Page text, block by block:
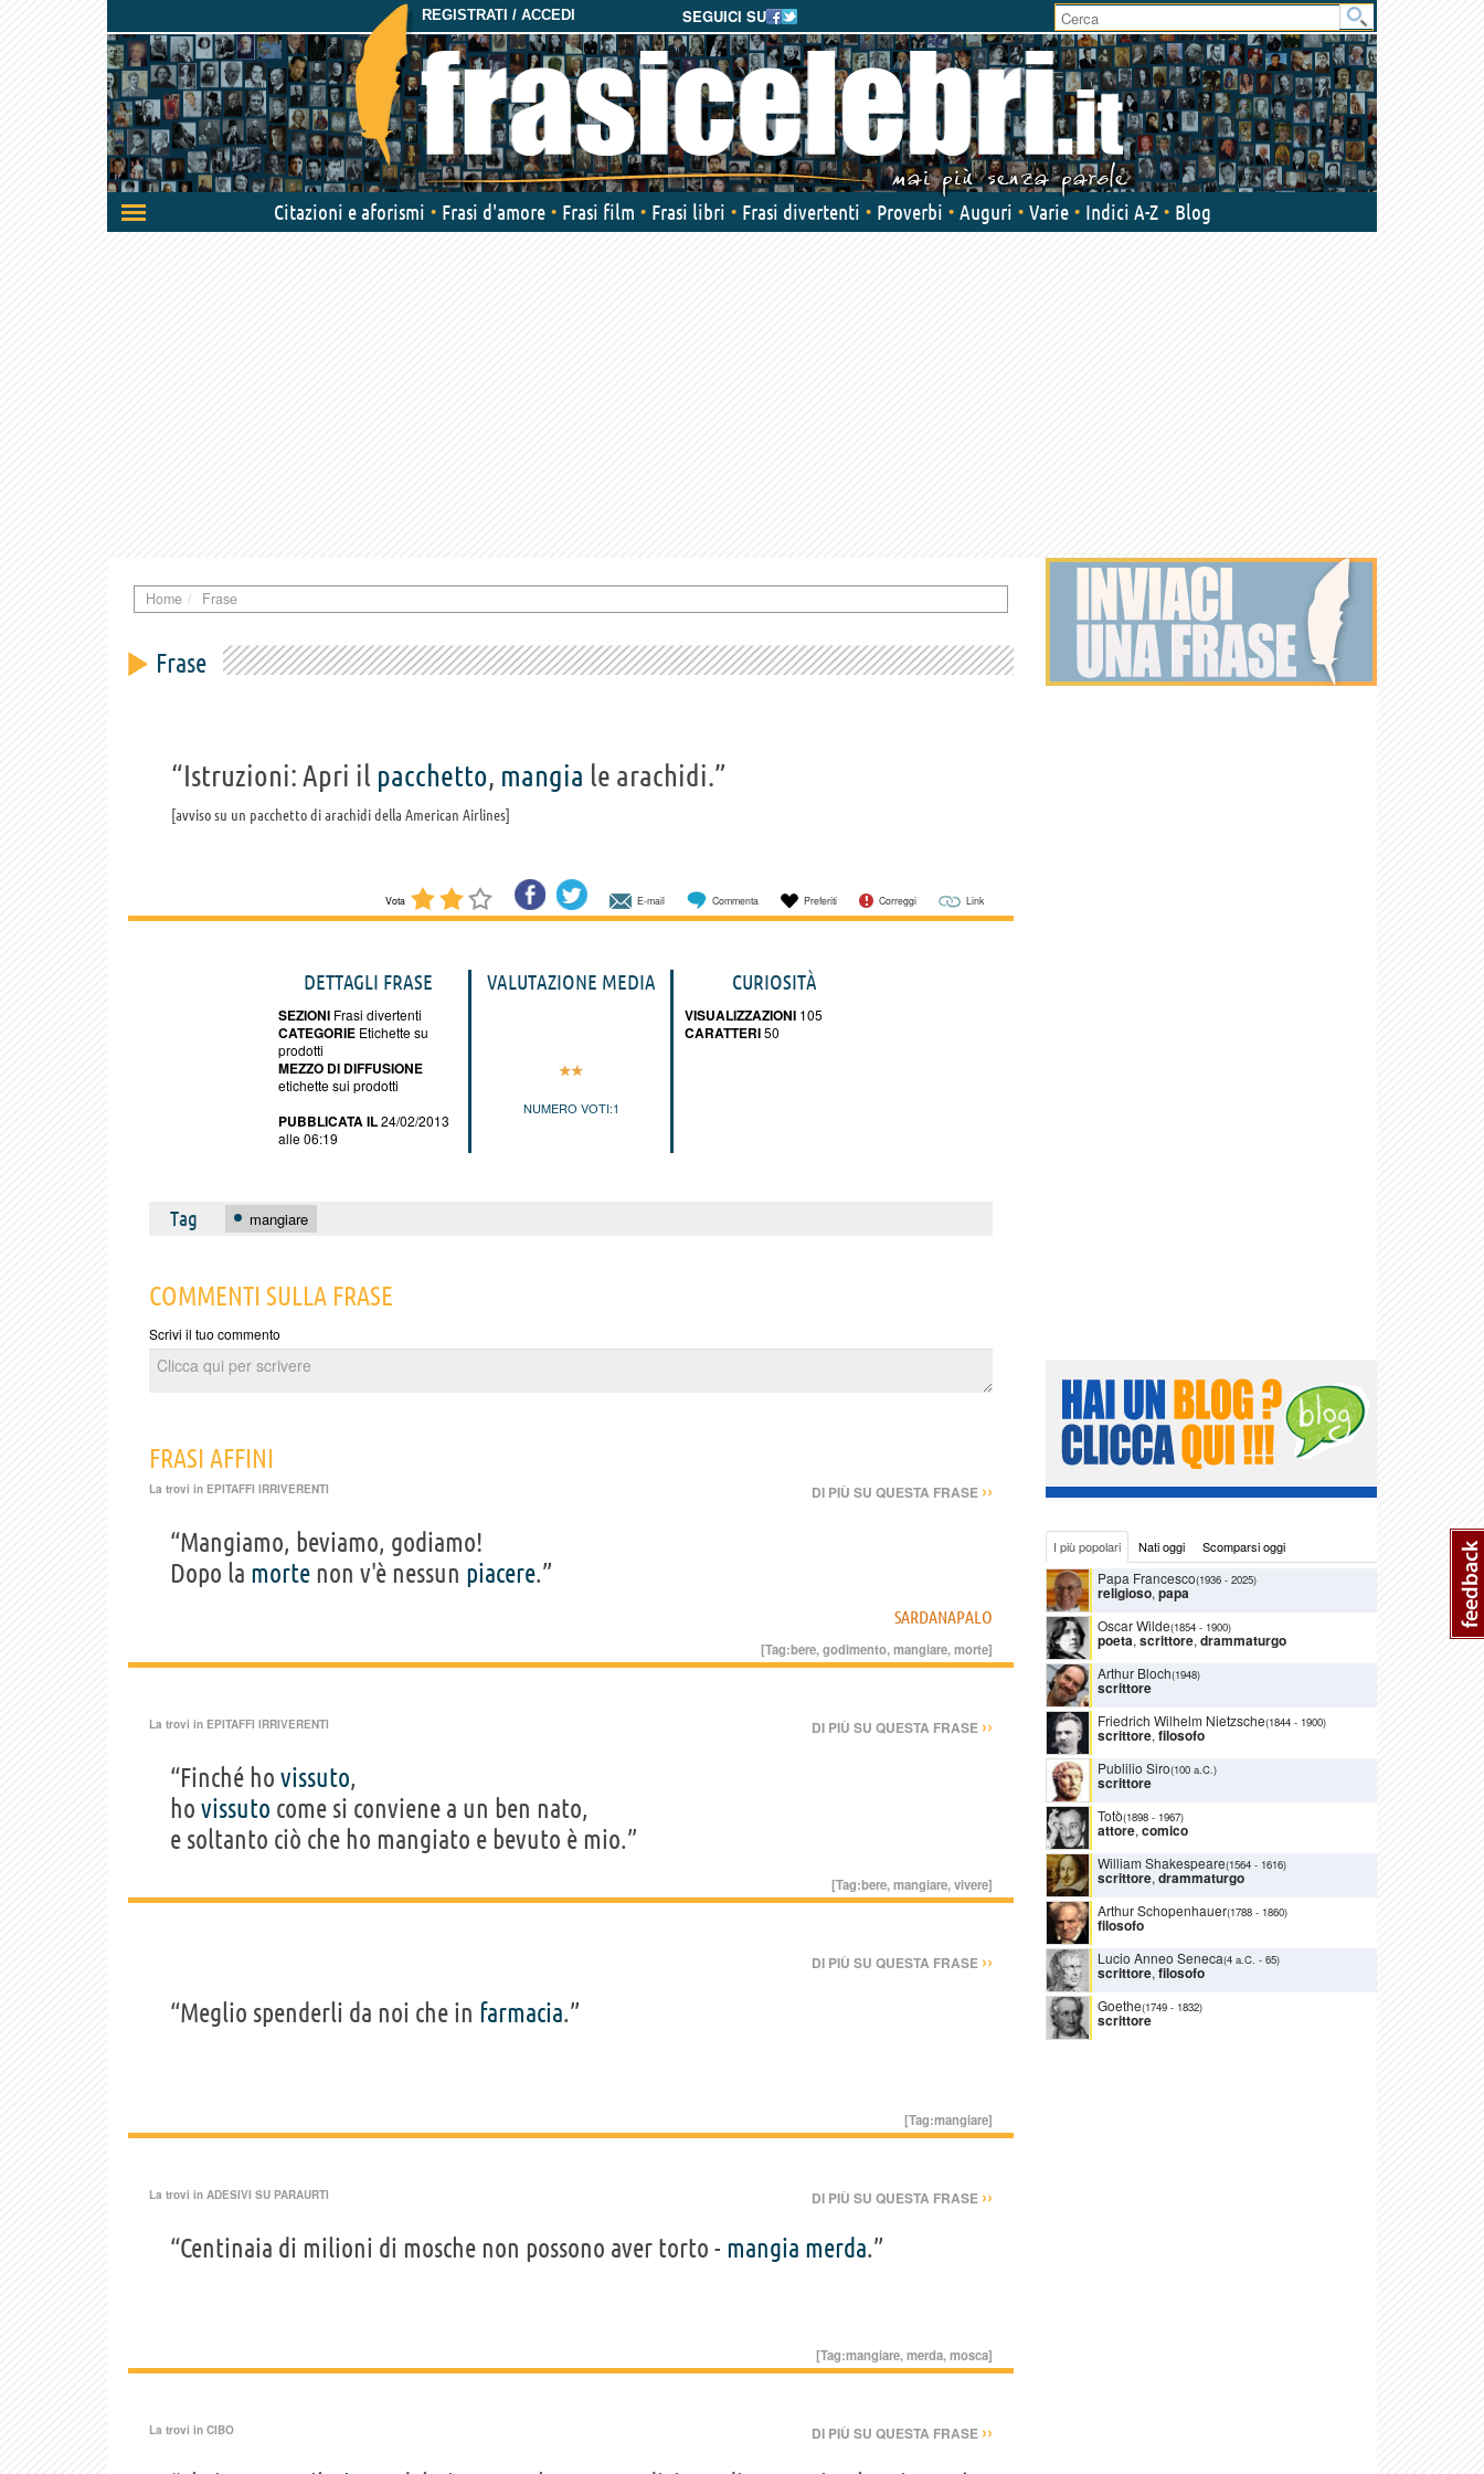
SEGUICI SU
REGISTRATI / ACCEDI
Attiva/disattiva
navigazione
User
area
Citazioni e aforismi Frasi d'amore Frasi film Frasi libri Frasi divertenti Proverbi Auguri Varie Indici A-Z Blog
Home Frase
Frase
“Istruzioni: Apri il pacchetto, mangia le arachidi.”
avviso su un pacchetto di arachidi della American Airlines
Vota E-mail Commenta Preferiti Correggi Link
DETTAGLI FRASE
SEZIONI Frasi divertenti
CATEGORIE Etichette su
prodotti
MEZZO DI DIFFUSIONE
etichette sui prodotti
PUBBLICATA IL24/02/2013
alle 06:19
VALUTAZIONE MEDIA
NUMERO VOTI:1
CURIOSITÀ
VISUALIZZAZIONI 105
CARATTERI50
Tag mangiare
COMMENTI SULLA FRASE
Scrivi il tuo commento
FRASI AFFINI
La trovi in EPITAFFI IRRIVERENTI DI PIÙ SU QUESTA FRASE ››
“Mangiamo, beviamo, godiamo!
Dopo la morte non v'è nessun piacere.”
SARDANAPALO
[Tag:bere,godimento,mangiare,morte]
La trovi in EPITAFFI IRRIVERENTI DI PIÙ SU QUESTA FRASE ››
“Finché ho vissuto,
ho vissuto come si conviene a un ben nato,
e soltanto ciò che ho mangiato e bevuto è mio.”
[Tag:bere,mangiare,vivere]
DI PIÙ SU QUESTA FRASE ››
“Meglio spenderli da noi che in farmacia.”
[Tag:mangiare]
La trovi in ADESIVI SU PARAURTI DI PIÙ SU QUESTA FRASE ››
“Centinaia di milioni di mosche non possono aver torto - mangia merda.”
[Tag:mangiare,merda,mosca]
La trovi in CIBO DI PIÙ SU QUESTA FRASE ››
I più popolari Nati oggi Scomparsi oggi
Papa Francesco(1936 - 2025)
religioso, papa
Oscar Wilde(1854 - 1900)
poeta, scrittore, drammaturgo
Arthur Bloch(1948)
scrittore
Friedrich Wilhelm Nietzsche(1844 - 1900)
scrittore, filosofo
Publilio Siro(100 a.C.)
scrittore
Totò(1898 - 1967)
attore, comico
William Shakespeare(1564 - 1616)
scrittore, drammaturgo
Arthur Schopenhauer(1788 - 1860)
filosofo
Lucio Anneo Seneca(4 a.C. - 65)
scrittore, filosofo
Goethe(1749 - 1832)
scrittore